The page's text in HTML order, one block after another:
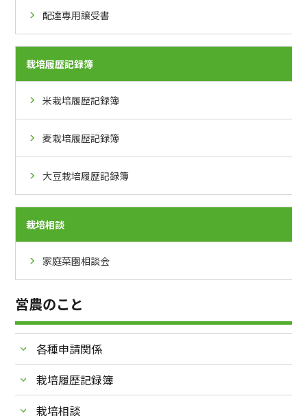
配達専用譲受書
栽培履歴記録簿
米栽培履歴記録簿
麦栽培履歴記録簿
大豆栽培履歴記録簿
栽培相談
家庭菜園相談会
営農のこと
各種申請関係
栽培履歴記録簿
栽培相談